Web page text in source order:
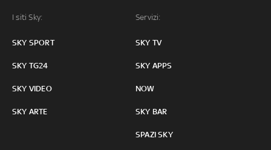
I siti Sky:
SKY SPORT
SKY TG24
SKY VIDEO
SKY ARTE
Servizi:
SKY TV
SKY APPS
NOW
SKY BAR
SPAZI SKY